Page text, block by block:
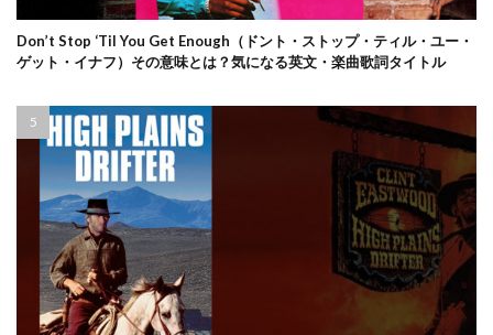
Don’t Stop ‘Til You Get Enough（ドント・ストップ・ティル・ユー・
ゲット・イナフ）その意味とは？気になる英文・楽曲歌詞タイトル